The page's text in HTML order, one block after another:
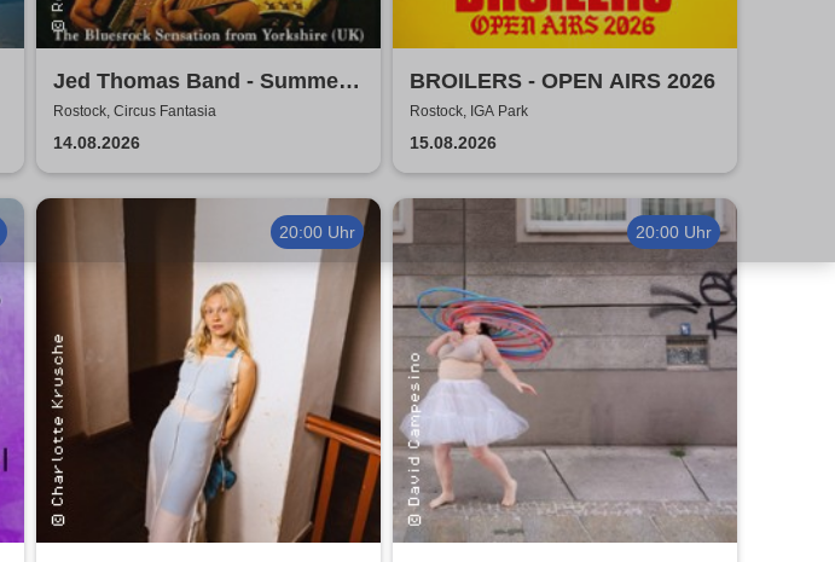
Jed Thomas Band - Summer
Tour 2026
Rostock, Circus Fantasia
14.08.2026
BROILERS - OPEN AIRS 2026
Rostock, IGA Park
15.08.2026
20:00 Uhr 20:00 Uhr